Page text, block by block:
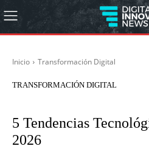
Inicio Transformación Digital
TRANSFORMACIÓN DIGITAL
5 Tendencias
2026